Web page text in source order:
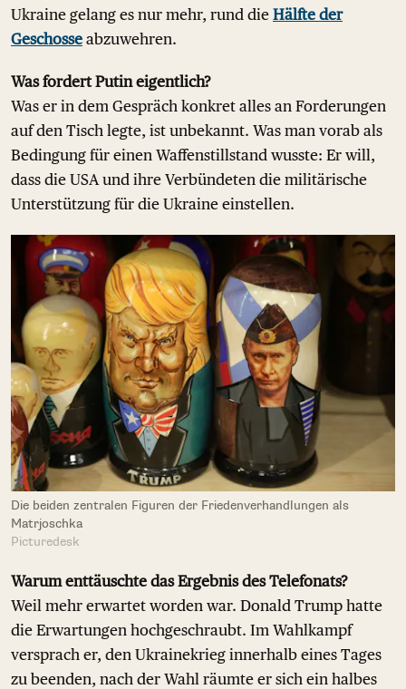
Ukraine gelang es nur mehr, rund die Hälfte der
Geschosse abzuwehren.
Was fordert Putin eigentlich?
Was er in dem Gespräch konkret alles an Forderungen
auf den Tisch legte, ist unbekannt. Was man vorab als
Bedingung für einen Waffenstillstand wusste: Er will,
dass die USA und ihre Verbündeten die militärische
Unterstützung für die Ukraine einstellen.
Die beiden zentralen Figuren der Friedenverhandlungen als
Matrjoschka
Picturedesk
Warum enttäuschte das Ergebnis des Telefonats?
Weil mehr erwartet worden war. Donald Trump hatte
die Erwartungen hochgeschraubt. Im Wahlkampf
versprach er, den Ukrainekrieg innerhalb eines Tages
zu beenden, nach der Wahl räumte er sich ein halbes